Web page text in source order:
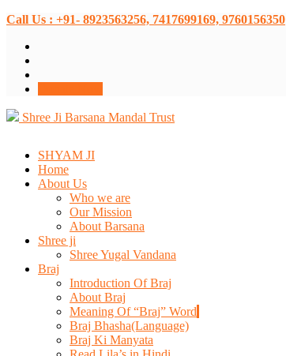
Call Us : +91- 8923563256, 7417699169, 9760156350
Shree Ji Barsana Mandal Trust
SHYAM JI
Home
About Us
Who we are
Our Mission
About Barsana
Shree ji
Shree Yugal Vandana
Braj
Introduction Of Braj
About Braj
Meaning Of “Braj” Word
Braj Bhasha(Language)
Braj Ki Manyata